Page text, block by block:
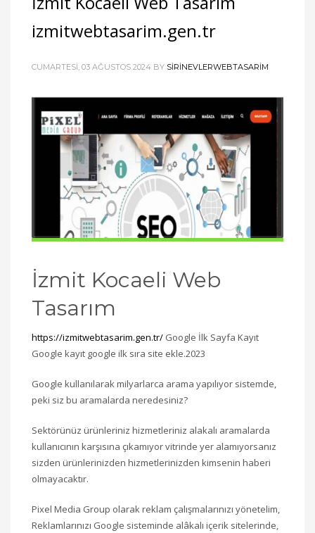
izmitwebtasarim.gen.tr
CUMARTESI, 03 AĞUSTOS 2024 BY SIRINEVLERWEBTASARIM
İzmit Kocaeli Web
Tasarım
https://izmitwebtasarim.gen.tr/ Google İlk Sayfa Kayıt
Google kayıt google ilk sıra site ekle.2023
Google kullanılarak milyarlarca arama yapılıyor sistemde,
peki siz bu aramalarda neredesiniz?
Sektörünüz ürünleriniz hizmetleriniz alakalı aramalarda
kullanıcının karşısına çıkamıyor vitrinde yer alamıyorsanız
sizden ürünlerinizden hizmetlerinizden kimsenin haberi
olmayacaktır.
Pixel Media Group olarak reklam çalışmalarınızı yönetelim,
Reklamlarınızı Google sisteminde alâkalı içerik sitelerinde,